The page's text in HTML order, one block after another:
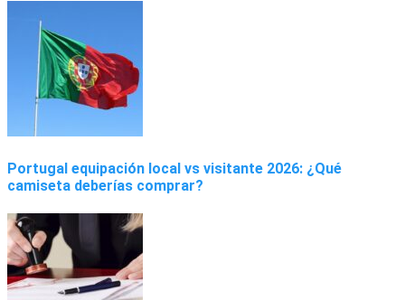
Portugal equipación local vs visitante 2026: ¿Qué
camiseta deberías comprar?